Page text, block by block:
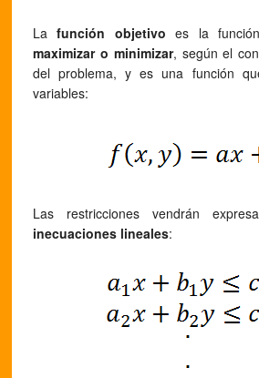
Lafunción objetivo es la
maximizar o minimizar, según el
del problema, y es una función
variables:
Las restricciones vendrán
inecuaciones lineales: